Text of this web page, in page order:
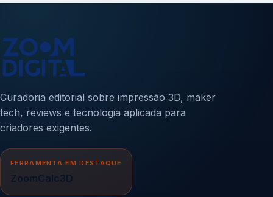
Curadoria editorial sobre impressão 3D, maker
tech, reviews e tecnologia aplicada para
criadores exigentes.
FERRAMENTA EM DESTAQUE
ZoomCalc3D